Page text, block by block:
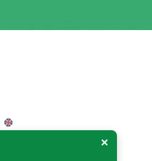
×